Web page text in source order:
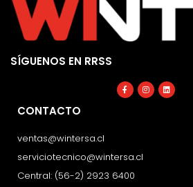
SÍGUENOS EN RRSS
Facebook-
f
Instagram
Linkedin
CONTACTO
ventas@wintersa.cl
serviciotecnico@wintersa.cl
Central: (56-2) 2923 6400